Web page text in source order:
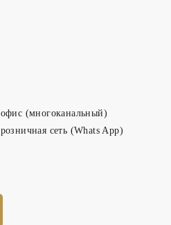
офис (многоканальный)
розничная сеть (Whats App)